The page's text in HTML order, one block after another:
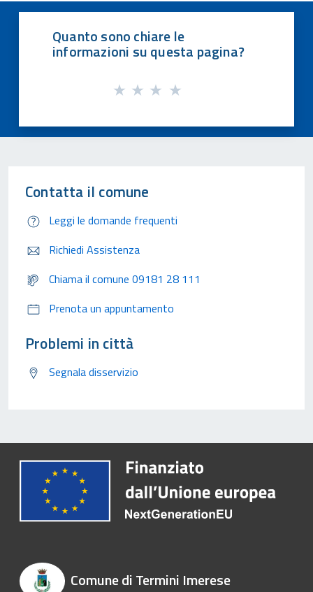
Quanto sono chiare le
informazioni su questa pagina?
Contatta il comune
Leggi le domande frequenti
Richiedi Assistenza
Chiama il comune 09181 28 111
Prenota un appuntamento
Problemi in città
Segnala disservizio
Comune di Termini Imerese